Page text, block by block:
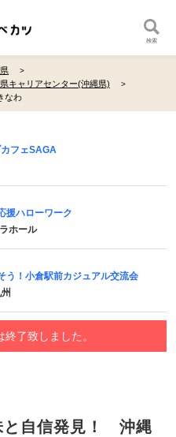
検索
キャリアセンター(沖縄県)
なわ
フェSAGA
援ハローワーク
ホール
う！小倉駅前カジュアル交流会
了致しました。
と自信発見！ 沖縄